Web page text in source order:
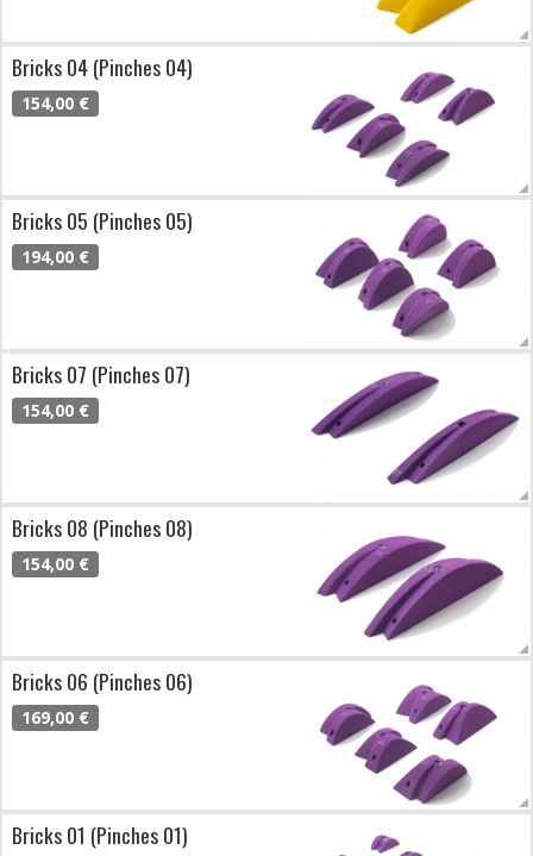
Bricks 04 (Pinches 04)
154,00 €
Bricks 05 (Pinches 05)
194,00 €
Bricks 07 (Pinches 07)
154,00 €
Bricks 08 (Pinches 08)
154,00 €
Bricks 06 (Pinches 06)
169,00 €
Bricks 01 (Pinches 01)